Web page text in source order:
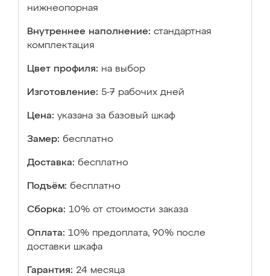
нижнеопорная
Внутреннее наполнение: стандартная
комплектация
Цвет профиля: на выбор
Изготовление: 5-7 рабочих дней
Цена: указана за базовый шкаф
Замер: бесплатно
Доставка: бесплатно
Подъём: бесплатно
Сборка: 10% от стоимости заказа
Оплата: 10% предоплата, 90% после
доставки шкафа
Гарантия: 24 месяца